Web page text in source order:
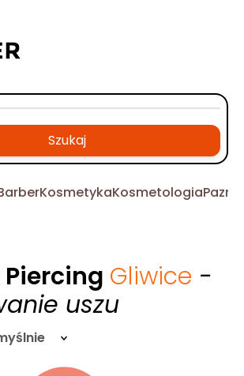
Szukaj
KosmetykaKosmetologia
Gliwice -
uszu